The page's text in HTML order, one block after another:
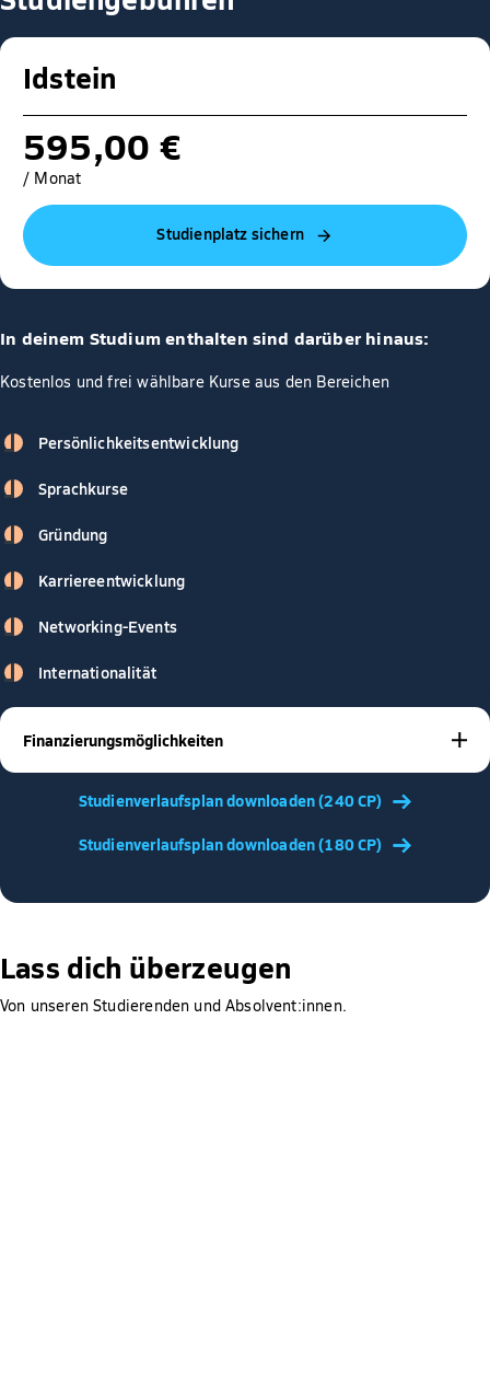
Idstein
595,00 €
/ Monat
Studienplatz sichern
In deinem Studium enthalten sind darüber hinaus:
Kostenlos und frei wählbare Kurse aus den Bereichen
Persönlichkeitsentwicklung
Sprachkurse
Gründung
Karriereentwicklung
Networking-Events
Internationalität
Finanzierungsmöglichkeiten
MitBAföG,StipendienoderStudienkreditengibt es viele
Möglichkeiten, dein Studium zu finanzieren – und wir
jederzeit für dich da, um gemeinsam die passende Lösung
Studienverlaufsplan downloaden (240 CP)
Studienverlaufsplan downloaden (180 CP)
Lass dich überzeugen
Von unseren Studierenden und Absolvent:innen.